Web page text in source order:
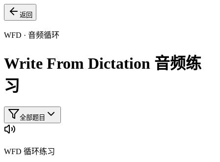
返回
WFD · 音频循环
Write From Dictation 音频练
习
全部题目
WFD 循环练习